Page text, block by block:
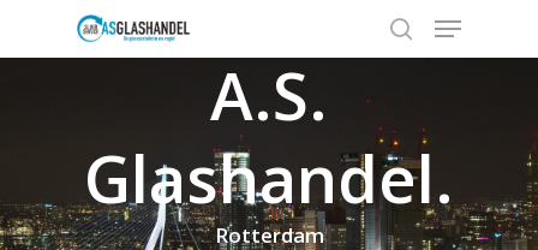
Hit enter to search or ESC to close
A.S.
Glashandel.
Rotterdam